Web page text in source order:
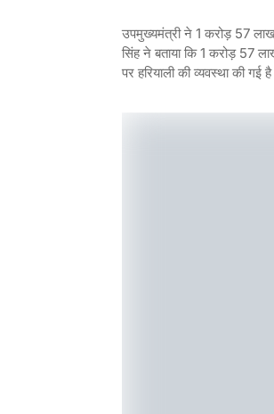
उपमुख्यमंत्री ने 1 करोड़ 57 लाख
सिंह ने बताया कि 1 करोड़ 57
पर हरियाली की व्यवस्था की गई